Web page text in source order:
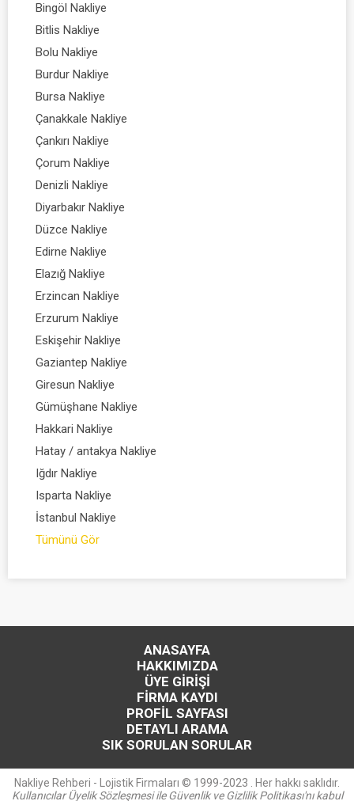
Bingöl Nakliye
Bitlis Nakliye
Bolu Nakliye
Burdur Nakliye
Bursa Nakliye
Çanakkale Nakliye
Çankırı Nakliye
Çorum Nakliye
Denizli Nakliye
Diyarbakır Nakliye
Düzce Nakliye
Edirne Nakliye
Elazığ Nakliye
Erzincan Nakliye
Erzurum Nakliye
Eskişehir Nakliye
Gaziantep Nakliye
Giresun Nakliye
Gümüşhane Nakliye
Hakkari Nakliye
Hatay / antakya Nakliye
Iğdır Nakliye
Isparta Nakliye
İstanbul Nakliye
Tümünü Gör
ANASAYFA
HAKKIMIZDA
ÜYE GİRİŞİ
FİRMA KAYDI
PROFİL SAYFASI
DETAYLI ARAMA
SIK SORULAN SORULAR
Nakliye Rehberi - Lojistik Firmaları © 1999-2023 . Her hakkı saklıdır.
Kullanıcılar Üyelik Sözleşmesi ile Güvenlik ve Gizlilik Politikası'nı kabul